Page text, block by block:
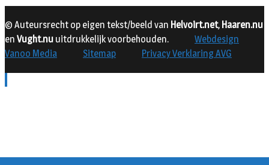
© Auteursrecht op eigen tekst/beeld van Helvoirt.net, Haaren.nu
en Vught.nu uitdrukkelijk voorbehouden.
Webdesign
Vanoo Media
Sitemap Privacy Verklaring AVG